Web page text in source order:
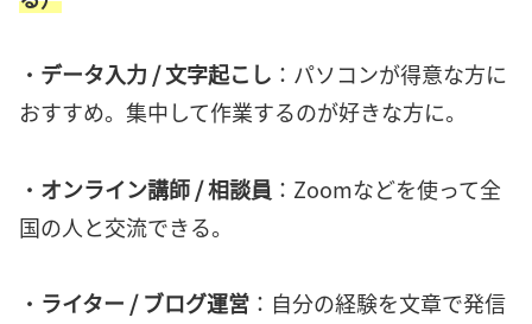
・ データ入力 / 文字起こし ：パソコンが得意な方に
おすすめ。集中して作業するのが好きな方に。
・ オンライン講師 / 相談員 ：Zoomなどを使って全
国の人と交流できる。
・ ライター / ブログ運営 ：自分の経験を文章で発信